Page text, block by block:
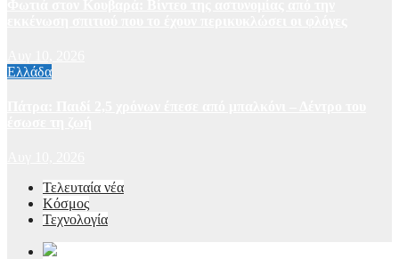
Ελλάδα
Τελευταία νέα
Κόσμος
Τεχνολογία